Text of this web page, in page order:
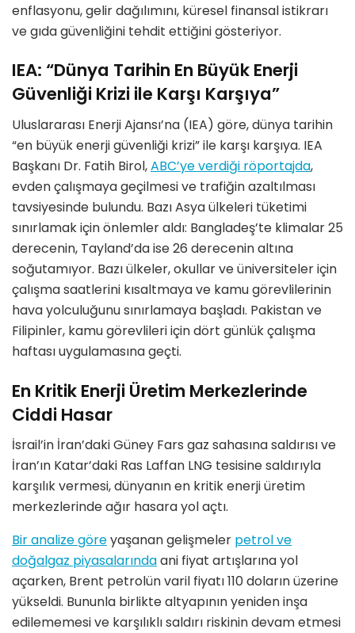
enflasyonu, gelir dağılımını, küresel finansal istikrarı
ve gıda güvenliğini tehdit ettiğini gösteriyor.
IEA: “Dünya Tarihin En Büyük Enerji
Güvenliği Krizi ile Karşı Karşıya”
Uluslararası Enerji Ajansı’na (IEA) göre, dünya tarihin
“en büyük enerji güvenliği krizi” ile karşı karşıya. IEA
Başkanı Dr. Fatih Birol,ABC’ye verdiği röportajda,
evden çalışmaya geçilmesi ve trafiğin azaltılması
tavsiyesinde bulundu. Bazı Asya ülkeleri tüketimi
sınırlamak için önlemler aldı: Bangladeş’te klimalar 25
derecenin, Tayland’da ise 26 derecenin altına
soğutamıyor. Bazı ülkeler, okullar ve üniversiteler için
çalışma saatlerini kısaltmaya ve kamu görevlilerinin
hava yolculuğunu sınırlamaya başladı. Pakistan ve
Filipinler, kamu görevlileri için dört günlük çalışma
haftası uygulamasına geçti.
En Kritik Enerji Üretim Merkezlerinde
Ciddi Hasar
İsrail’in İran’daki Güney Fars gaz sahasına saldırısı ve
İran’ın Katar’daki Ras Laffan LNG tesisine saldırıyla
karşılık vermesi, dünyanın en kritik enerji üretim
merkezlerinde ağır hasara yol açtı.
Bir analize göreyaşanan gelişmeler petrol ve
doğalgaz piyasalarındaani fiyat artışlarına yol
açarken, Brent petrolün varil fiyatı 110 doların üzerine
yükseldi. Bununla birlikte altyapının yeniden inşa
edilememesi ve karşılıklı saldırı riskinin devam etmesi